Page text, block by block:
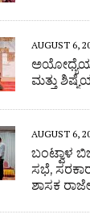
AUGUST 6,
ಮತ್ತು
AUGUST 6,
ಬಂಟ್ವಾಳ
ಸಭೆ,
ಶಾಸಕ